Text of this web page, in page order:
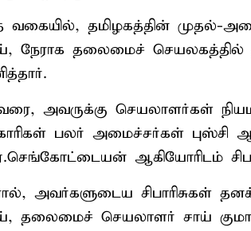
வகையில், தமிழகத்தின் முதல்-
நேராக தலைமைச் செயலகத்தில்
அவருக்கு செயலாளர்கள்
பலர் அமைச்சர்கள்
ஆகியோரிடம்
அவர்களுடைய சிபாரிசுகள்
தலைமைச் செயலாளர் சாய்